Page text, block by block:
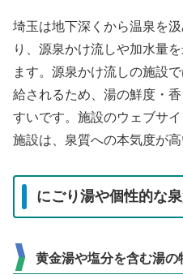
埼玉は地下深くから温泉を
り、源泉かけ流しや加水量
ます。源泉かけ流しの施設
給されるため、湯の鮮度・
すいです。施設のウェブサ
施設は、泉質への本気度が高
にごり湯や個性的な
黄金湯や塩分を含む湯の